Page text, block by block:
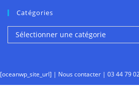
Catégories
Catégories
Sélectionner une catégorie
[oceanwp_site_url] | Nous contacter | 03 44 79